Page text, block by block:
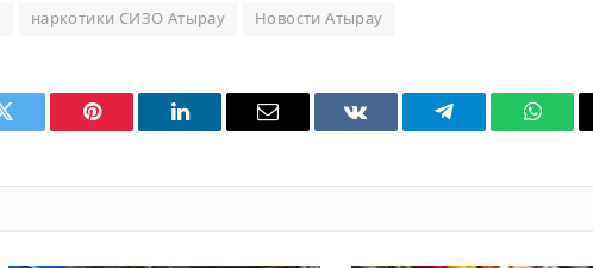
наркотики СИЗО Атырау Новости Атырау
Twitter Pinterest LinkedIn Email VKontakteTelegram